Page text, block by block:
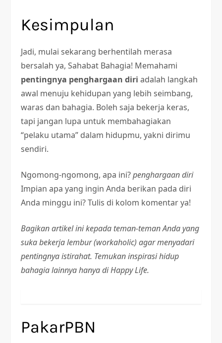
Kesimpulan
Jadi, mulai sekarang berhentilah merasa
bersalah ya, Sahabat Bahagia! Memahami
pentingnya penghargaan diri adalah langkah
awal menuju kehidupan yang lebih seimbang,
waras dan bahagia. Boleh saja bekerja keras,
tapi jangan lupa untuk membahagiakan
“pelaku utama” dalam hidupmu, yakni dirimu
sendiri.
Ngomong-ngomong, apa ini?penghargaan diri
Impian apa yang ingin Anda berikan pada diri
Anda minggu ini? Tulis di kolom komentar ya!
Bagikan artikel ini kepada teman-teman Anda yang
suka bekerja lembur (workaholic) agar menyadari
pentingnya istirahat. Temukan inspirasi hidup
bahagia lainnya hanya di Happy Life.
a
PakarPBN